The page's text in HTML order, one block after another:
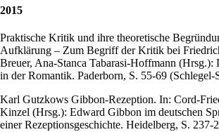
2015
Praktische Kritik und ihre theoretische
Aufklärung – Zum Begriff der Kritik bei
Breuer, Ana-Stanca Tabarasi-Hoffmann
in der Romantik. Paderborn, S. 55-69 (Schlegel-
Karl Gutzkows Gibbon-Rezeption. In: Cord-
Kinzel (Hrsg.): Edward Gibbon im deutschen
einer Rezeptionsgeschichte. Heidelberg, S. 237-